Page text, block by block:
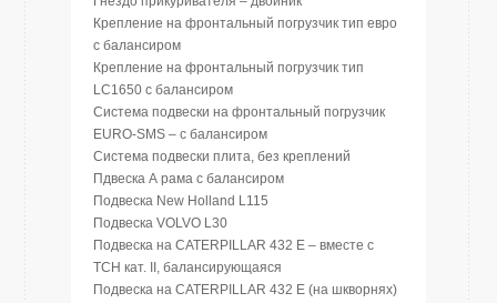
Крепление на фронтальный погрузчик тип евро
с балансиром
Крепление на фронтальный погрузчик тип
LC1650 с балансиром
Система подвески на фронтальный погрузчик
EURO-SMS – с балансиром
Система подвески плита, без креплений
Пдвеска А рама с балансиром
Подвеска New Holland L115
Подвеска VOLVO L30
Подвеска на CATERPILLAR 432 E – вместе с
ТСН кат. II, балансирующаяся
Подвеска на CATERPILLAR 432 E (на шкворнях)